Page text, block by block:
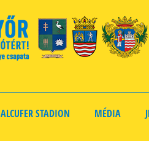
ALCUFER STADION MÉDIA